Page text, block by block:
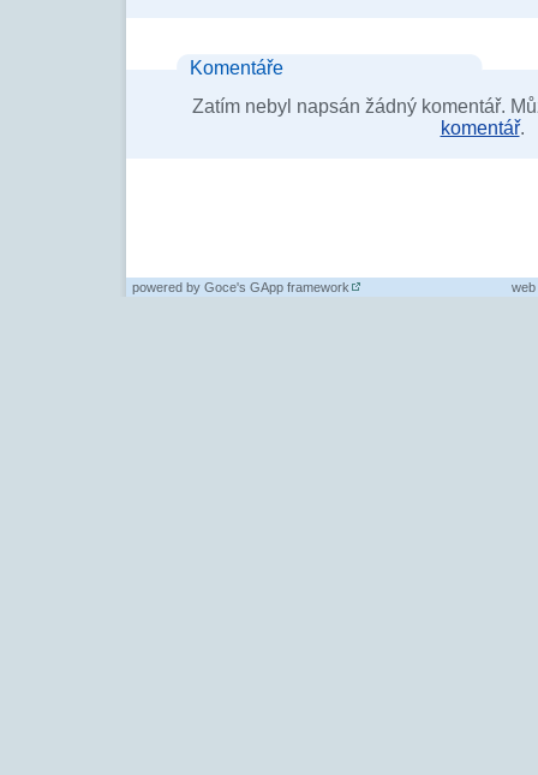
Komentáře
Zatím nebyl napsán žádný komentář.
komentář.
powered by Goce's GApp framework